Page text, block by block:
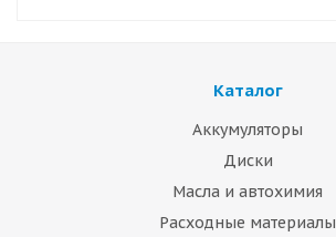
Каталог
Аккумуляторы
Диски
Масла и автохимия
Расходные материалы